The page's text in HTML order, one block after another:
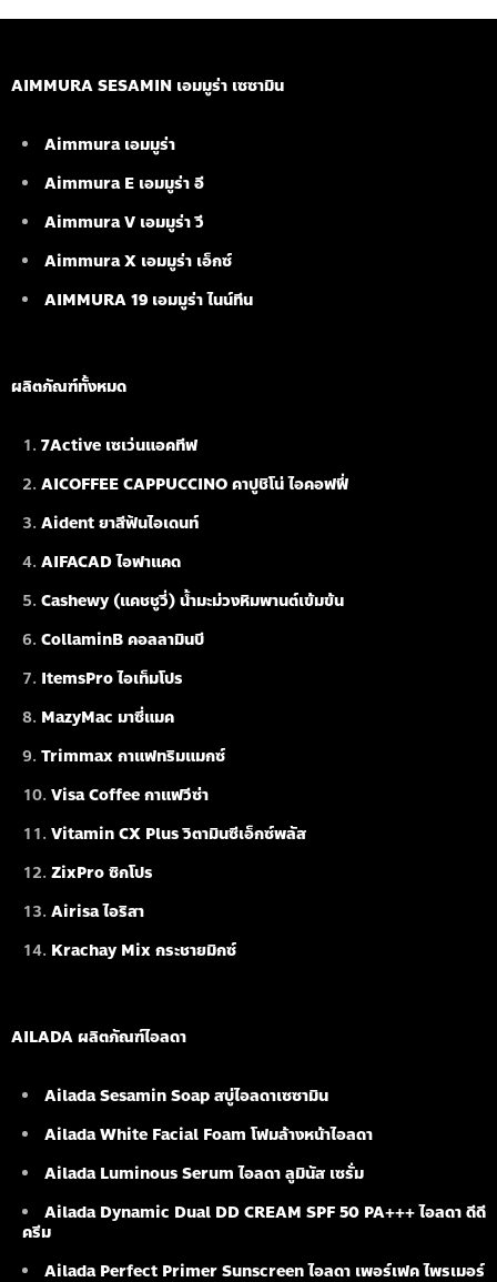
AIMMURA SESAMIN เอมมูร่า เซซามิน
Aimmura เอมมูร่า
Aimmura E เอมมูร่า อี
Aimmura V เอมมูร่า วี
Aimmura X เอมมูร่า เอ็กซ์
AIMMURA 19 เอมมูร่า ไนน์ทีน
ผลิตภัณฑ์ทั้งหมด
7Active เซเว่นแอคทีฟ
AICOFFEE CAPPUCCINO คาปูชิโน่ ไอคอฟฟี่
Aident ยาสีฟันไอเดนท์
AIFACAD ไอฟาแคด
Cashewy (แคชชูวี่) น้ำมะม่วงหิมพานต์เข้มข้น
CollaminB คอลลามินบี
ItemsPro ไอเท็มโปร
MazyMac มาซี่แมค
Trimmax กาแฟทริมแมกซ์
Visa Coffee กาแฟวีซ่า
Vitamin CX Plus วิตามินซีเอ็กซ์พลัส
ZixPro ซิกโปร
Airisa ไอริสา
Krachay Mix กระชายมิกซ์
AILADA ผลิตภัณฑ์ไอลดา
Ailada Sesamin Soapสบู่ไอลดาเซซามิน
Ailada White Facial Foamโฟมล้างหน้าไอลดา
Ailada Luminous Serumไอลดา ลูมินัส เซรั่ม
Ailada Dynamic Dual DD CREAM SPF 50 PA+++ ไอลดา ดีดี
ครีม
Ailada Perfect Primer Sunscreen ไอลดา เพอร์เฟค ไพรเมอร์